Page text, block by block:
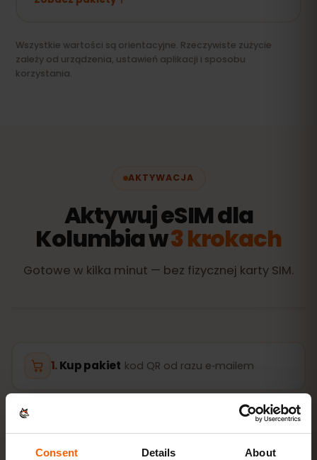
Consent Details About
Wszystkie wartości są orientacyjne. Rzeczywiste zużycie
zależy od urządzenia, ustawień aplikacji i sposobu
korzystania.
AKTYWACJA
Aktywuj eSIM dla
Kolumbia w3 krokach
Gotowe w kilka minut — bez fizycznej karty SIM.
Kup pakiet kod QR od razu e‑mailem
zeskanuj kod QR w domu
przez Wi‑Fi